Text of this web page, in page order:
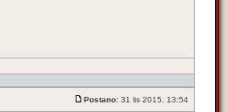
Postano: 31 lis 2015, 13:54